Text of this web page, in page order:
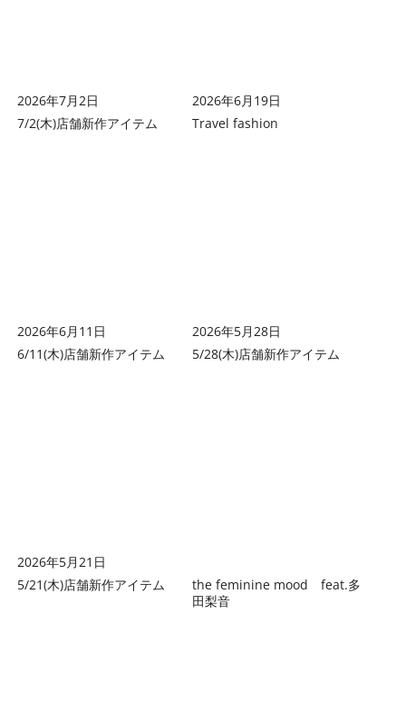
2026年7月2日
7/2(木)店舗新作アイテム
2026年6月19日
Travel fashion
2026年6月11日
6/11(木)店舗新作アイテム
2026年5月28日
5/28(木)店舗新作アイテム
2026年5月21日
5/21(木)店舗新作アイテム
the feminine mood feat.多
田梨音